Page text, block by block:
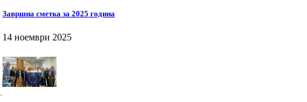
Завршна сметка за 2025 година
14 ноември 2025